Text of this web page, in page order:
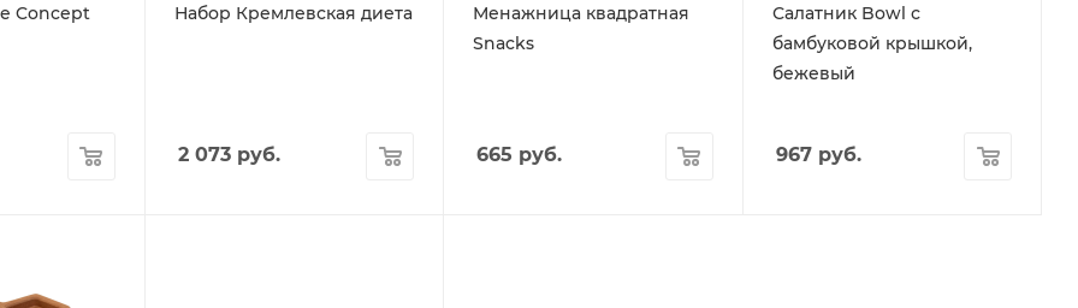
Concept Набор Кремлевская диета
2 073руб.
Менажница квадратная
Snacks
665 руб.
Салатник Bowl с
бамбуковой крышкой,
бежевый
967руб.